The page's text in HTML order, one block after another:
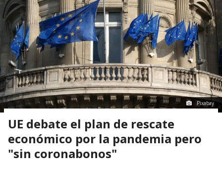
Pixabay
UE debate el plan de rescate
económico por la pandemia pero
"sin coronabonos"